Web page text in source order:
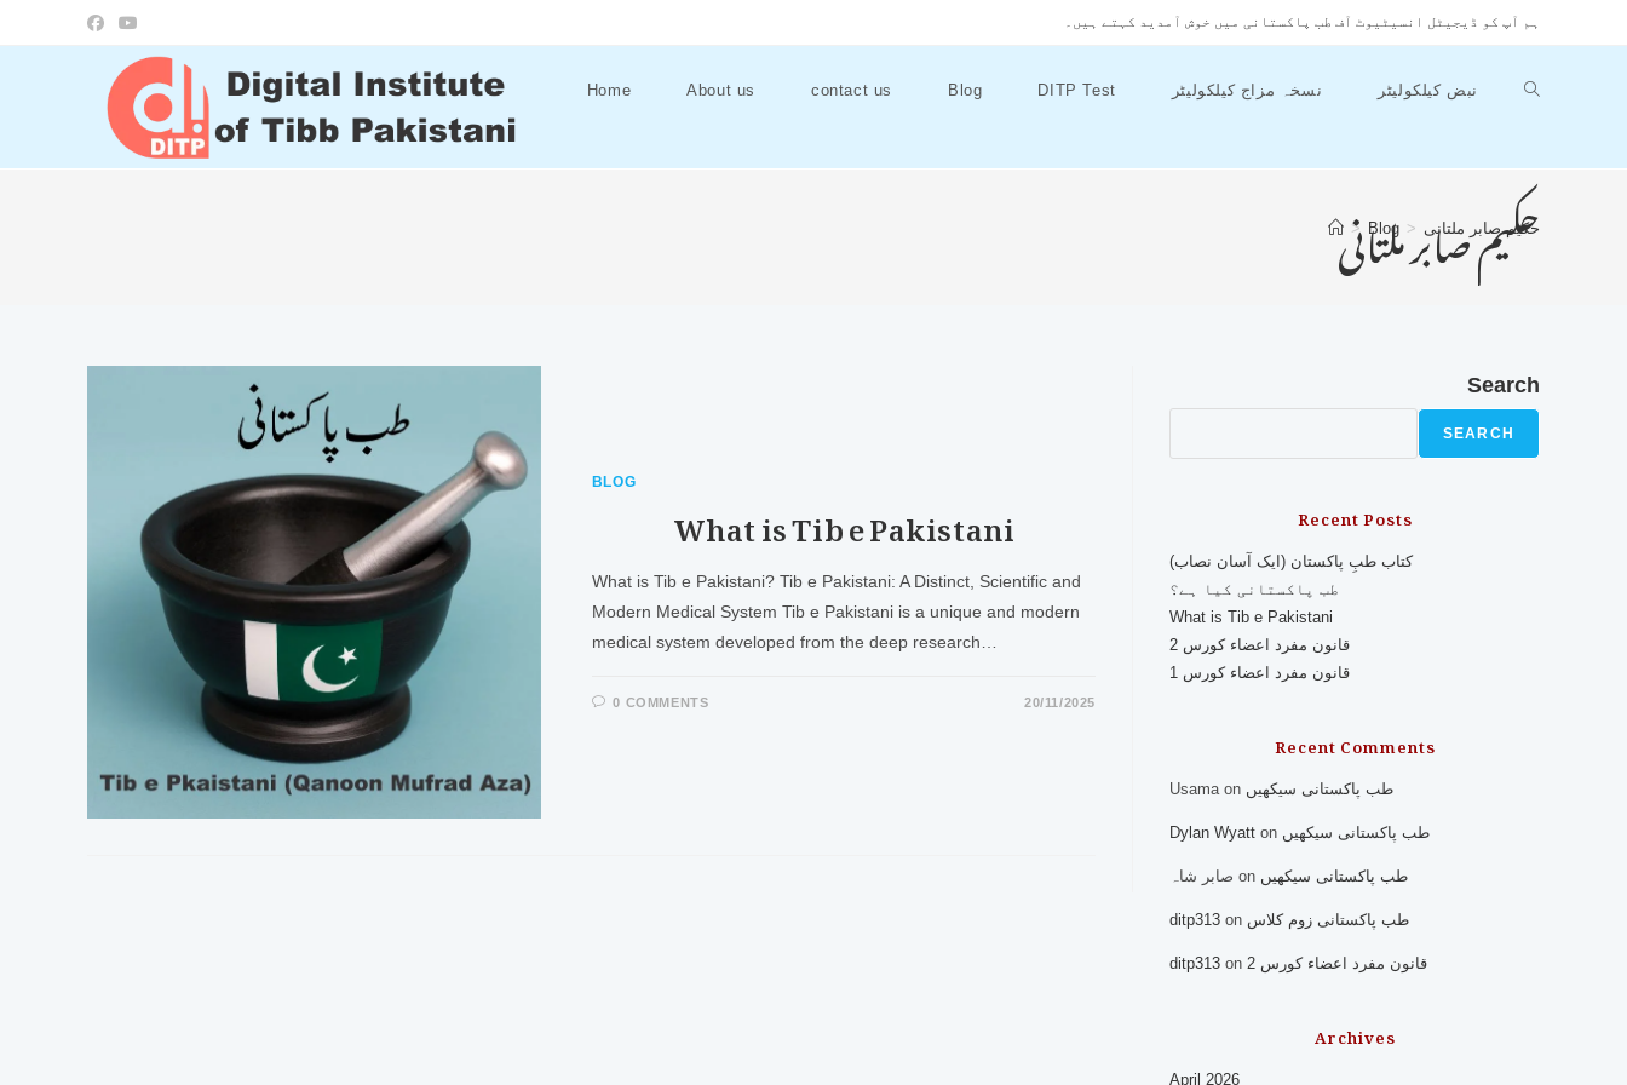
ہم آپ کو ڈیجیٹل انسیٹیوٹ آف طب پاکستانی میں خوش آمدید کہتے ہیں۔
Home About us contact us Blog DITP Test نسخہ مزاج کیلکولیٹر نبض کیلکولیٹر
حکیم صابر ملتانی
> Blog > حکیم صابر ملتانی
BLOG
What is Tib e Pakistani
What is Tib e Pakistani? Tib e Pakistani: A Distinct, Scientific and
Modern Medical System Tib e Pakistani is a unique and modern
medical system developed from the deep research…
0 COMMENTS 20/11/2025
Search
SEARCH
Recent Posts
کتاب طبِ پاکستان (ایک آسان نصاب)
طب پاکستانی کیا ہے؟
What is Tib e Pakistani
قانون مفرد اعضاء کورس 2
قانون مفرد اعضاء کورس 1
Recent Comments
Usamaon طب پاکستانی سیکھیں
Dylan Wyatt on طب پاکستانی سیکھیں
صابر شاہ on طب پاکستانی سیکھیں
ditp313 on طب پاکستانی زوم کلاس
ditp313 on قانون مفرد اعضاء کورس 2
Archives
April 2026